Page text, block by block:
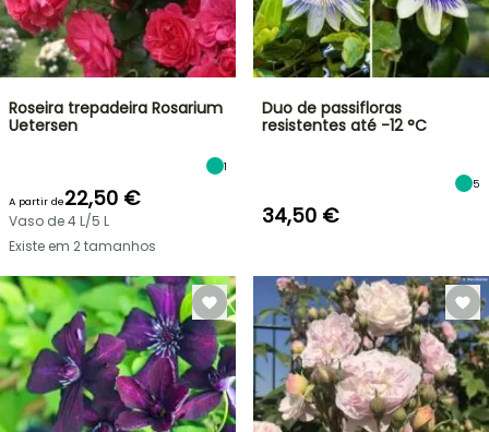
Roseira trepadeira Rosarium
Uetersen
1
A partir de22,50 €
Vaso de 4 L/5 L
Existe em 2 tamanhos
Duo de passifloras
resistentes até -12 °C
5
34,50 €